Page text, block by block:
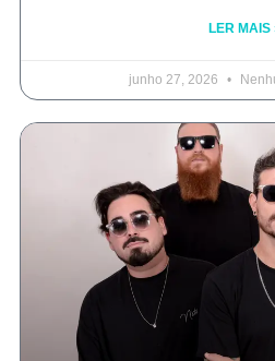
LER MAIS
junho 27, 2026